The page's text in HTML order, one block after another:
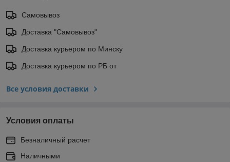
Самовывоз
Доставка "Самовывоз"
Доставка курьером по Минску
Доставка курьером по РБ от
Все условия доставки
Условия оплаты
Безналичный расчет
Наличными